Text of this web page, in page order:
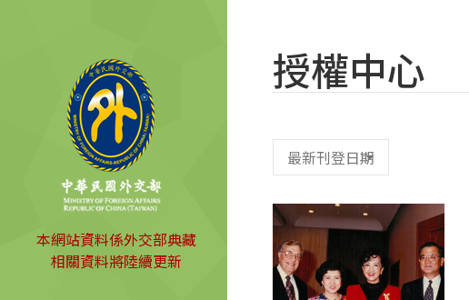
本網站資料係外交部典藏
相關資料將陸續更新
授權中心